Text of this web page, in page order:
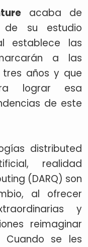
acaba de
de su estudio
establece las
a las
tres años y que
lograr esa
de este
distributed
realidad
(DARQ) son
al ofrecer
y
reimaginar
Cuando se les